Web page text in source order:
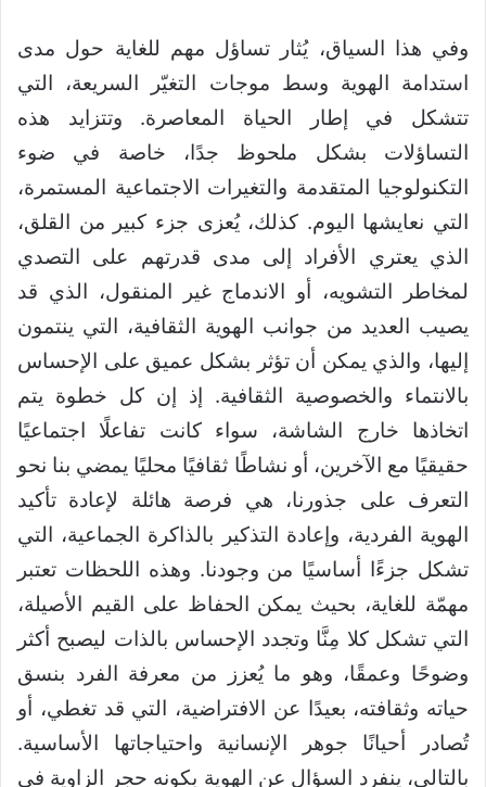
وفي هذا السياق، يُثار تساؤل مهم للغاية حول مدى
استدامة الهوية وسط موجات التغيّر السريعة، التي
تتشكل في إطار الحياة المعاصرة. وتتزايد هذه
التساؤلات بشكل ملحوظ جدًا، خاصة في ضوء
التكنولوجيا المتقدمة والتغيرات الاجتماعية المستمرة،
التي نعايشها اليوم. كذلك، يُعزى جزء كبير من القلق،
الذي يعتري الأفراد إلى مدى قدرتهم على التصدي
لمخاطر التشويه، أو الاندماج غير المنقول، الذي قد
يصيب العديد من جوانب الهوية الثقافية، التي ينتمون
إليها، والذي يمكن أن تؤثر بشكل عميق على الإحساس
بالانتماء والخصوصية الثقافية. إذ إن كل خطوة يتم
اتخاذها خارج الشاشة، سواء كانت تفاعلًا اجتماعيًا
حقيقيًا مع الآخرين، أو نشاطًا ثقافيًا محليًا يمضي بنا نحو
التعرف على جذورنا، هي فرصة هائلة لإعادة تأكيد
الهوية الفردية، وإعادة التذكير بالذاكرة الجماعية، التي
تشكل جزءًا أساسيًا من وجودنا. وهذه اللحظات تعتبر
مهمّة للغاية، بحيث يمكن الحفاظ على القيم الأصيلة،
التي تشكل كلا مِنَّا وتجدد الإحساس بالذات ليصبح أكثر
وضوحًا وعمقًا، وهو ما يُعزز من معرفة الفرد بنسق
حياته وثقافته، بعيدًا عن الافتراضية، التي قد تغطي، أو
تُصادر أحيانًا جوهر الإنسانية واحتياجاتها الأساسية.
بالتالي، ينفرد السؤال عن الهوية بكونه حجر الزاوية في